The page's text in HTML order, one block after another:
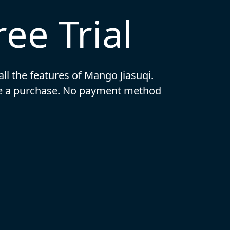
Trial
the features of Mango Jiasuqi.
purchase. No payment method